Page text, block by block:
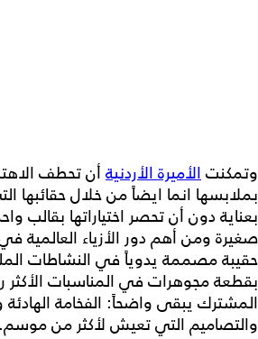
وتمكنتالأميرة الأردنية أن تحطف
بملابسها انما ايضاً من خلال حقائبها
بعناية دون أن تحصر اختياراتها بقالب
صغيرة ومن أهم دور الأزياء العالمية
حقيبة مصممة يدوياً في النشاطات
بقطعة مجوهرات في المناسبات الأكثر
المشترك يبقى واضحاً: الفخامة الهادئة
والتصاميم التي تعيش لأكثر من موسم.